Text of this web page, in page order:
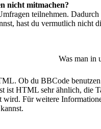
nicht mitmachen?
teilnehmen.
hast du vermutlich nicht
Was man in
Ob du BBCode
ist HTML sehr ähnlich, die
wird. Für weitere